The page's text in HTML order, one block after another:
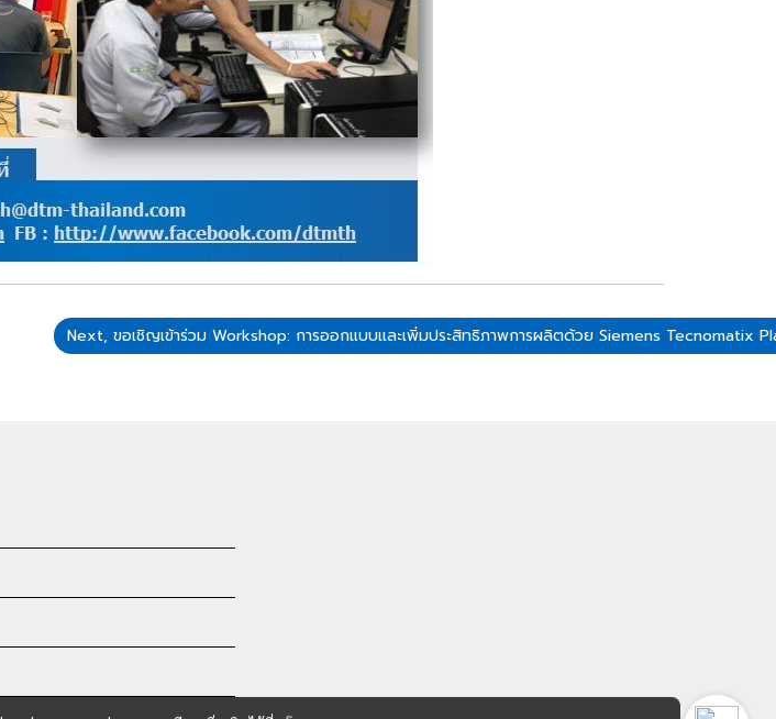
Next, ขอเชิญเข้าร่วม Workshop: การออกแบบและเพิ่มประสิทธิภาพการผลิตด้วย Siemens Tecnomatix